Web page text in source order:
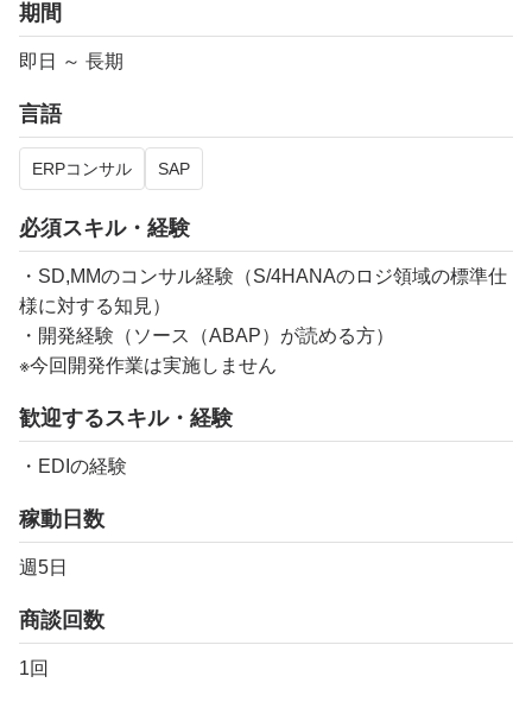
期間
即日 ～ 長期
言語
ERPコンサル SAP
必須スキル・経験
・SD,MMのコンサル経験（S/4HANAのロジ領域の標準仕
様に対する知見）
・開発経験（ソース（ABAP）が読める方）
※今回開発作業は実施しません
歓迎するスキル・経験
・EDIの経験
稼動日数
週5日
商談回数
1回